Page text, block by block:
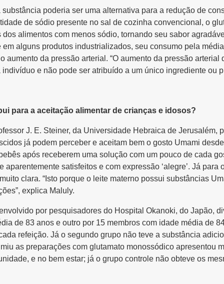
poderia ser uma alternativa para a redução de
de sódio presente no sal de cozinha convencional, o
alimentos com menos sódio, tornando seu sabor
alguns produtos industrializados, seu consumo pela
aumento da pressão arterial. “O aumento da pressão
e não pode ser atribuído a um único ingrediente ou
para a aceitação alimentar de crianças e idosos?
J. E. Steiner, da Universidade Hebraica de Jerusalém,
já podem perceber e aceitam bem o gosto Umami
após receberem uma solução com um pouco de cada
satisfeitos e com expressão ‘alegre’. Já para
clara. “Isto porque o leite materno possui substâncias
explica Maluly.
por pesquisadores do Hospital Okanoki, do Japão,
de 83 anos e outro por 15 membros com idade média de
refeição. Já o segundo grupo não teve a substância
as preparações com glutamato monossódico apresentou
e no bem estar; já o grupo controle não obteve os